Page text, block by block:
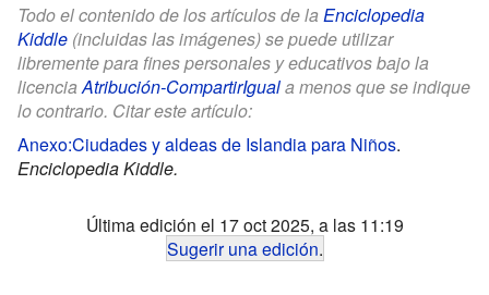
Todo el contenido de los artículos de la Enciclopedia
Kiddle (incluidas las imágenes) se puede utilizar
libremente para fines personales y educativos bajo la
licencia Atribución-CompartirIguala menos que se indique
lo contrario. Citar este artículo:
Anexo:Ciudades y aldeas de Islandia para Niños.
Enciclopedia Kiddle.
Última edición el 17 oct 2025, a las 11:19
Sugerir una edición.